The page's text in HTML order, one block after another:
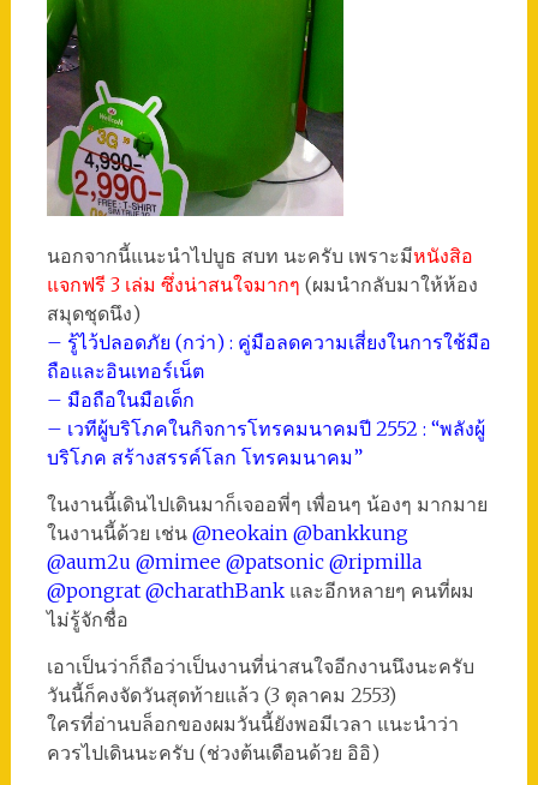
นอกจากนี้แนะนำไปบูธ สบท นะครับ เพราะมีหนังสิอ
แจกฟรี 3 เล่ม ซึ่งน่าสนใจมากๆ (ผมนำกลับมาให้ห้อง
สมุดชุดนึง)
– รู้ไว้ปลอดภัย (กว่า) : คู่มือลดความเสี่ยงในการใช้มือ
ถือและอินเทอร์เน็ต
– มือถือในมือเด็ก
– เวทีผู้บริโภคในกิจการโทรคมนาคมปี 2552 : “พลังผู้
บริโภค สร้างสรรค์โลก โทรคมนาคม”
ในงานนี้เดินไปเดินมาก็เจออพี่ๆ เพื่อนๆ น้องๆ มากมาย
ในงานนี้ด้วย เช่น @neokain @bankkung
@aum2u @mimee @patsonic @ripmilla
@pongrat @charathBankและอีกหลายๆ คนที่ผม
ไม่รู้จักชื่อ
เอาเป็นว่าก็ถือว่าเป็นงานที่น่าสนใจอีกงานนึงนะครับ
วันนี้ก็คงจัดวันสุดท้ายแล้ว (3 ตุลาคม 2553)
ใครที่อ่านบล็อกของผมวันนี้ยังพอมีเวลา แนะนำว่า
ควรไปเดินนะครับ (ช่วงต้นเดือนด้วย อิอิ)